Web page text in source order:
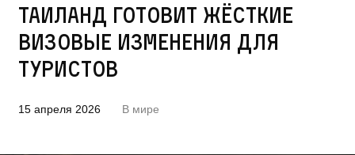
Таиланд готовит жёсткие
визовые изменения для
туристов
15 апреля 2026 В мире